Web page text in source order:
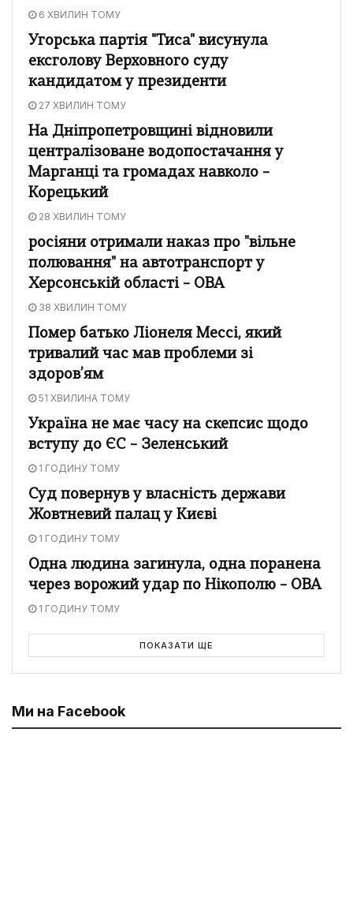
6 ХВИЛИН ТОМУ
Угорська партія "Тиса" висунула
ексголову Верховного суду
кандидатом у президенти
27 ХВИЛИН ТОМУ
На Дніпропетровщині відновили
централізоване водопостачання у
Марганці та громадах навколо –
Корецький
28 ХВИЛИН ТОМУ
росіяни отримали наказ про "вільне
полювання" на автотранспорт у
Херсонській області – ОВА
38 ХВИЛИН ТОМУ
Помер батько Ліонеля Мессі, який
тривалий час мав проблеми зі
здоров’ям
51 ХВИЛИНА ТОМУ
Україна не має часу на скепсис щодо
вступу до ЄС – Зеленський
1 ГОДИНУ ТОМУ
Суд повернув у власність держави
Жовтневий палац у Києві
1 ГОДИНУ ТОМУ
Одна людина загинула, одна поранена
через ворожий удар по Нікополю – ОВА
1 ГОДИНУ ТОМУ
ПОКАЗАТИ ЩЕ
Ми на Facebook